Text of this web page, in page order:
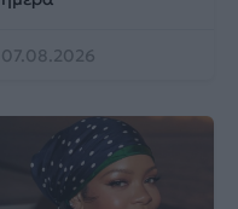
07.08.2026